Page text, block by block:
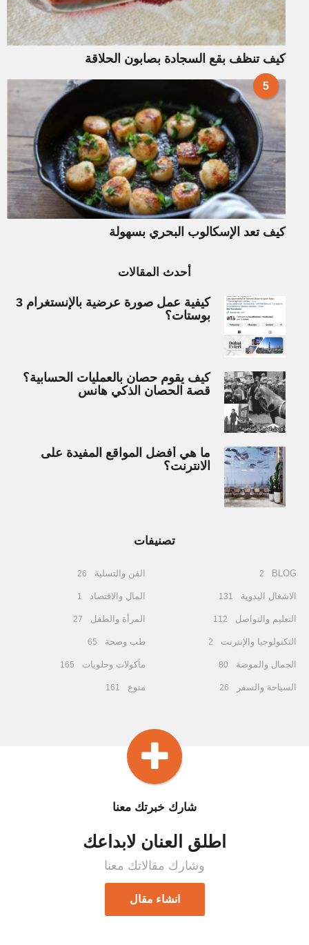
كيف تنظف بقع السجادة بصابون الحلاقة
5
كيف تعد الإسكالوب البحري بسهولة
أحدث المقالات
كيفية عمل صورة عرضية بالإنستغرام 3
بوستات؟
كيف يقوم حصان بالعمليات الحسابية؟
قصة الحصان الذكي هانس
ما هي أفضل المواقع المفيدة على
الانترنت؟
تصنيفات
BLOG
2
الاشغال اليدوية 131
التعليم والتواصل 112
التكنولوجيا والإنترنت 2
الجمال والموضة 80
السياحة والسفر 26
الفن والتسلية 26
المال والاقتصاد 1
المرأة والطفل 27
طب وصحة 65
مأكولات وحلويات 165
منوع 161
شارك خبرتك معنا
اطلق العنان لابداعك
وشارك مقالاتك معنا
انشاء مقال